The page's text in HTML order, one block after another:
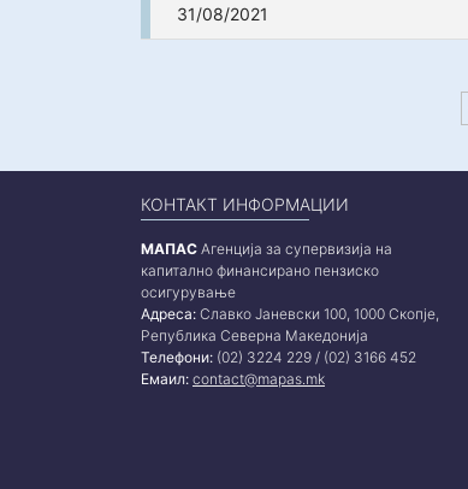
31/08/2021
КОНТАКТ ИНФОРМАЦИИ
МАПАС Агенција за супервизија на
капитално финансирано пензиско
осигурување
Адреса: Славко Јаневски 100, 1000 Скопје,
Република Северна Македонија
Телефони: (02) 3224 229 / (02) 3166 452
Емаил: contact@mapas.mk